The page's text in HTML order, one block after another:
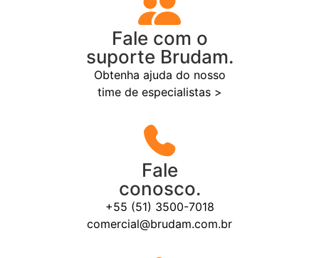
Fale com o
suporte Brudam.
Obtenha ajuda do nosso
time de especialistas >
Fale
conosco.
+55 (51) 3500-7018
comercial@brudam.com.br